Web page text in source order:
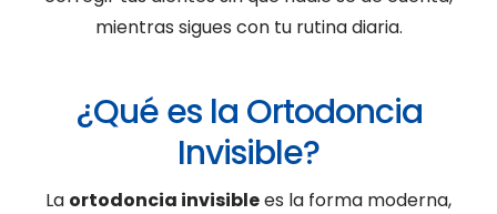
mientras sigues con tu rutina diaria.
¿Qué es la Ortodoncia
Invisible?
La ortodoncia invisiblees la forma moderna,